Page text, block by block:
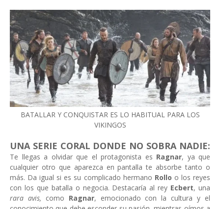
BATALLAR Y CONQUISTAR ES LO HABITUAL PARA LOS
VIKINGOS
UNA SERIE CORAL DONDE NO SOBRA NADIE:
Te llegas a olvidar que el protagonista es Ragnar, ya que
cualquier otro que aparezca en pantalla te absorbe tanto o
más. Da igual si es su complicado hermano Rollo o los reyes
con los que batalla o negocia. Destacaría al rey Ecbert, una
rara avis, como Ragnar, emocionado con la cultura y el